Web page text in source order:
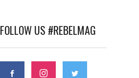
FOLLOW US #REBELMAG